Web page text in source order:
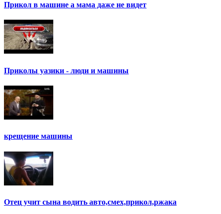
Прикол в машине а мама даже не видет
Приколы уазики - люди и машины
крещение машины
Отец учит сына водить авто,смех,прикол,ржака